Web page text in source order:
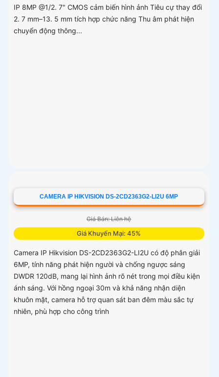
IP 8MP @1/2. 7" CMOS cảm biến hình ảnh Tiêu cự thay đổi
2. 7 mm–13. 5 mm tích hợp chức năng Thu âm phát hiện
chuyển động thông...
CAMERA IP HIKVISION DS-2CD2363G2-LI2U 6MP
Giá Bán: Liên hệ
Giá Khuyến Mại: 45%
Camera IP Hikvision DS-2CD2363G2-LI2U có độ phân giải
6MP, tính năng phát hiện người và chống ngược sáng
DWDR 120dB, mang lại hình ảnh rõ nét trong mọi điều kiện
ánh sáng. Với hồng ngoại 30m và khả năng nhận diện
khuôn mặt, camera hỗ trợ quan sát ban đêm màu sắc tự
nhiên, phù hợp cho công trình